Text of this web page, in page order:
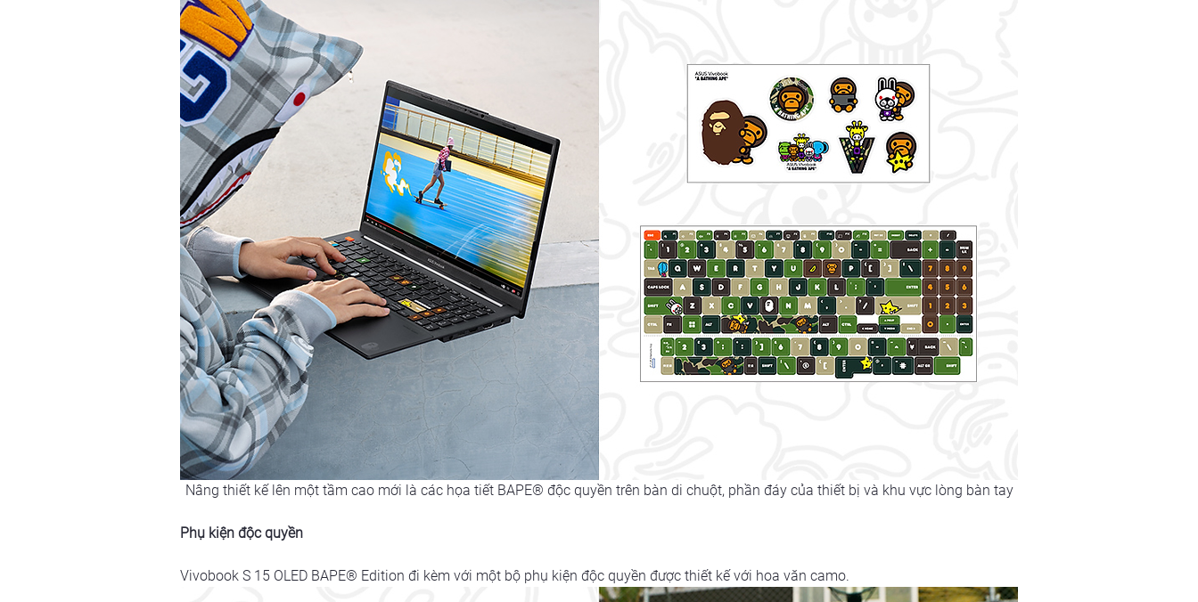
Nâng thiết kế lên một tầm cao mới là các họa tiết BAPE® độc quyền trên bàn di chuột, phần đáy của thiết bị và khu vực lòng bàn tay
Phụ kiện độc quyền
Vivobook S 15 OLED BAPE® Edition đi kèm với một bộ phụ kiện độc quyền được thiết kế với hoa văn camo.